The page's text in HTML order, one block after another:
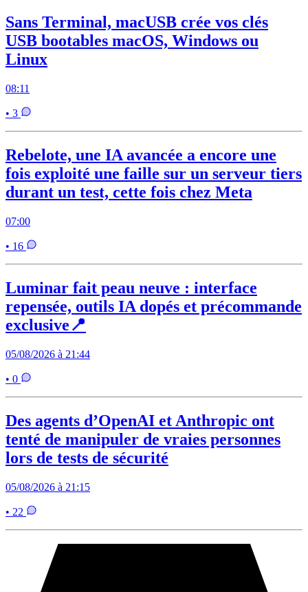
Sans Terminal, macUSB crée vos clés
USB bootables macOS, Windows ou
Linux
08:11
• 3
Rebelote, une IA avancée a encore une
fois exploité une faille sur un serveur tiers
durant un test, cette fois chez Meta
07:00
• 16
Luminar fait peau neuve : interface
repensée, outils IA dopés et précommande
exclusive📍
05/08/2026 à 21:44
• 0
Des agents d’OpenAI et Anthropic ont
tenté de manipuler de vraies personnes
lors de tests de sécurité
05/08/2026 à 21:15
• 22